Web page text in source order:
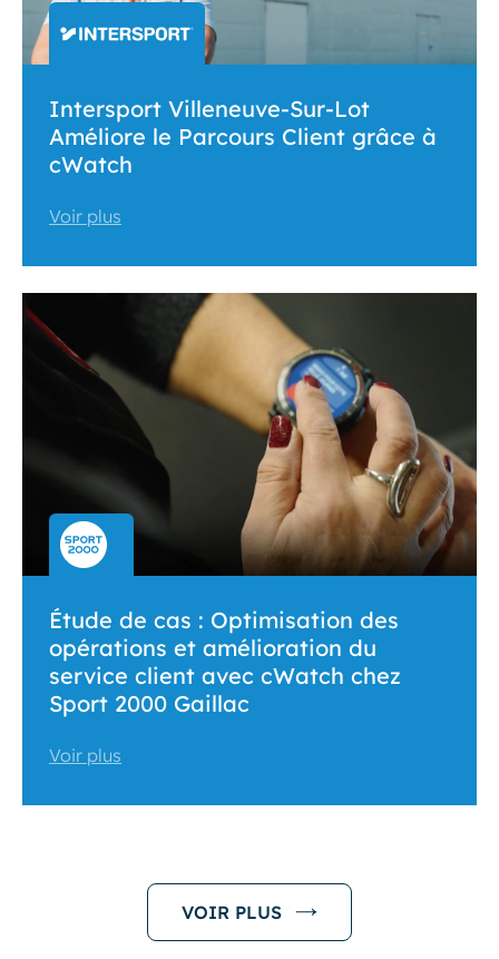
Intersport Villeneuve-Sur-Lot
Améliore le Parcours Client grâce à
cWatch
Voir plus
Étude de cas : Optimisation des
opérations et amélioration du
service client avec cWatch chez
Sport 2000 Gaillac
Voir plus
VOIR PLUS